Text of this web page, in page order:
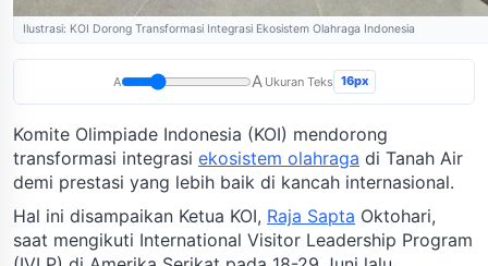
Ilustrasi: KOI Dorong Transformasi Integrasi Ekosistem Olahraga Indonesia
A A Ukuran Teks 16px
Komite Olimpiade Indonesia (KOI) mendorong
transformasi integrasi ekosistem olahraga di Tanah Air
demi prestasi yang lebih baik di kancah internasional.
Hal ini disampaikan Ketua KOI, Raja Sapta Oktohari,
saat mengikuti International Visitor Leadership Program